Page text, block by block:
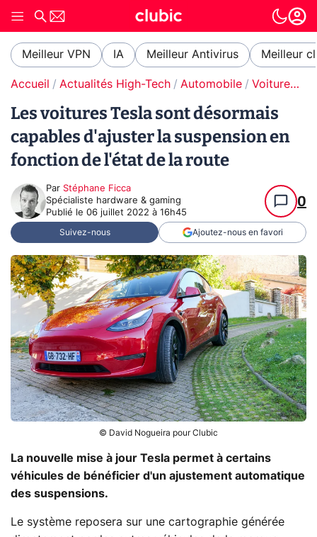
Meilleur VPN IA Meilleur Antivirus Meilleur
Accueil Actualités High-Tech Automobile Voitures électriques
Les voitures Tesla sont désormais
capables d'ajuster la suspension en
fonction de l'état de la route
Par Stéphane Ficca
Spécialiste hardware & gaming
Publié le 06 juillet 2022 à 16h45
0
Suivez-nous Ajoutez-nous en favori
© David Nogueira pour Clubic
La nouvelle mise à jour Tesla permet à certains
véhicules de bénéficier d'un ajustement automatique
des suspensions.
Le système reposera sur une cartographie générée